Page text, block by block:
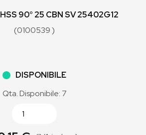
90° 25 CBN SV 25402G12
(0100539 )
DISPONIBILE
Qta. Disponibile: 7